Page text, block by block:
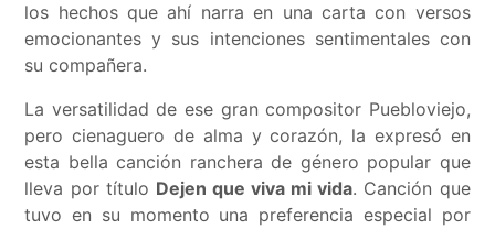
los hechos que ahí narra en una carta con versos
emocionantes y sus intenciones sentimentales con
su compañera.
La versatilidad de ese gran compositor Puebloviejo,
pero cienaguero de alma y corazón, la expresó en
esta bella canción ranchera de género popular que
lleva por título Dejen que viva mi vida. Canción que
tuvo en su momento una preferencia especial por